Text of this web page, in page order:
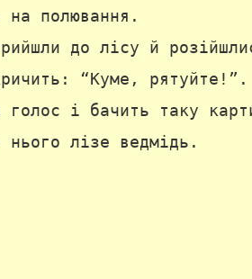
на полювання.
до лісу й
“Куме, рятуйте!”.
голос і бачить таку
лізе ведмідь.